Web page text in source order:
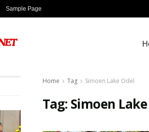
Sample Page
Home Tag Simoen Lake Odel
Tag: Simoen